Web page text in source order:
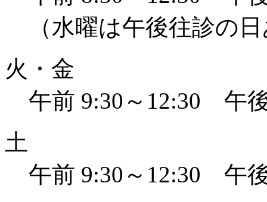
（水曜は午後往診の
火・金
午前 9:30～12:30 午
土
午前 9:30～12:30 午